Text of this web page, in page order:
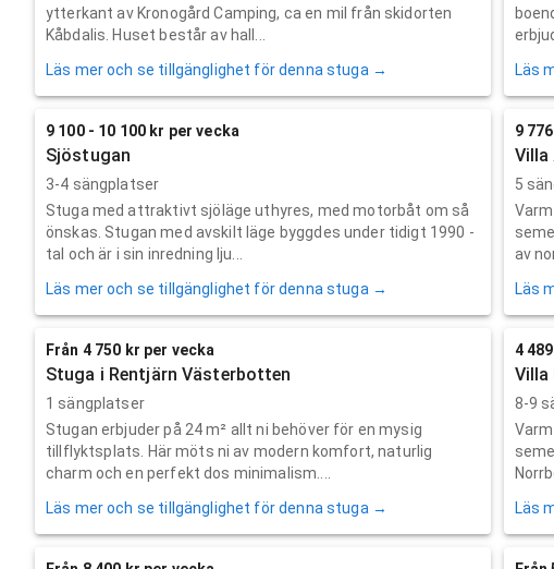
ytterkant av Kronogård Camping, ca en mil från skidorten
Kåbdalis. Huset består av hall...
Läs mer och se tillgänglighet för denna stuga →
Läs
9 100 - 10 100 kr per vecka
Sjöstugan
3-4 sängplatser
Stuga med attraktivt sjöläge uthyres, med motorbåt om så
önskas. Stugan med avskilt läge byggdes under tidigt 1990 -
tal och är i sin inredning lju...
Läs mer och se tillgänglighet för denna stuga →
9
Villa
5
av
Läs
Från 4 750 kr per vecka
Stuga i Rentjärn Västerbotten
1 sängplatser
Stugan erbjuder på 24 m² allt ni behöver för en mysig
tillflyktsplats. Här möts ni av modern komfort, naturlig
charm och en perfekt dos minimalism....
Läs mer och se tillgänglighet för denna stuga →
4
Villa
8-9
Läs